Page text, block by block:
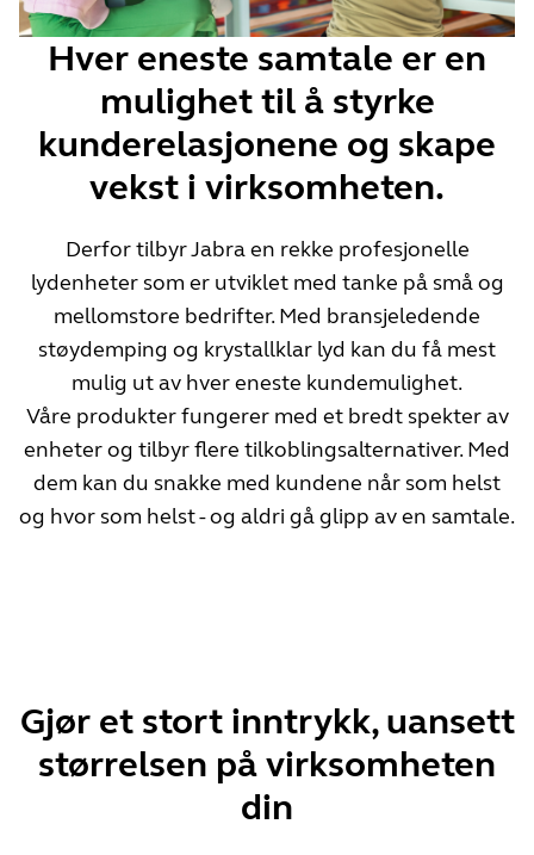
Hver eneste samtale er en
mulighet til å styrke
kunderelasjonene og skape
vekst i virksomheten.
Derfor tilbyr Jabra en rekke profesjonelle
lydenheter som er utviklet med tanke på små og
mellomstore bedrifter. Med bransjeledende
støydemping og krystallklar lyd kan du få mest
mulig ut av hver eneste kundemulighet.
Våre produkter fungerer med et bredt spekter av
enheter og tilbyr flere tilkoblingsalternativer. Med
dem kan du snakke med kundene når som helst
og hvor som helst - og aldri gå glipp av en samtale.
Gjør et stort inntrykk, uansett
størrelsen på virksomheten
din